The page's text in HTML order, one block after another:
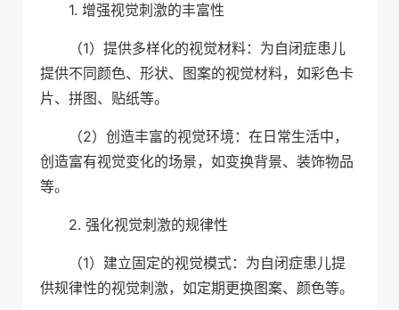
1. 增强视觉刺激的丰富性
（1）提供多样化的视觉材料：为自闭症患儿
提供不同颜色、形状、图案的视觉材料，如彩色卡
片、拼图、贴纸等。
（2）创造丰富的视觉环境：在日常生活中，
创造富有视觉变化的场景，如变换背景、装饰物品
等。
2. 强化视觉刺激的规律性
（1）建立固定的视觉模式：为自闭症患儿提
供规律性的视觉刺激，如定期更换图案、颜色等。